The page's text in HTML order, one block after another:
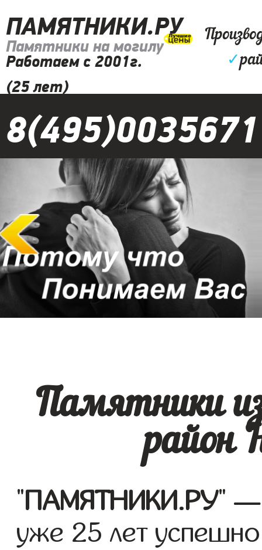
ПАМЯТНИКИ.РУ
Памятники на могилу
Работаем с 2001г.
(25 лет)
✓
8(495)0035671
Памятники
район
"ПАМЯТНИКИ.РУ" —
уже 25 лет